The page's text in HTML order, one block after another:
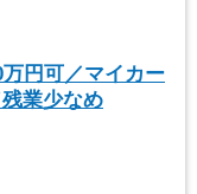
万円可／マイカー
業少なめ